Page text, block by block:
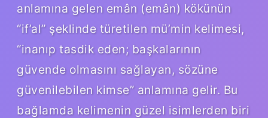
anlamına gelen emân (emân) kökünün
“if’al” şeklinde türetilen mü’min kelimesi,
“inanıp tasdik eden; başkalarının
güvende olmasını sağlayan, sözüne
güvenilebilen kimse” anlamına gelir. Bu
bağlamda kelimenin güzel isimlerden biri